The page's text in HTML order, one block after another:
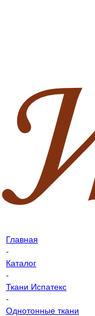
Главная
-
Каталог
-
Ткани Испатекс
-
Однотонные ткани